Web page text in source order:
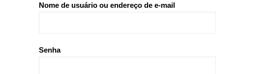
Nome de usuário ou endereço de e-mail
Senha